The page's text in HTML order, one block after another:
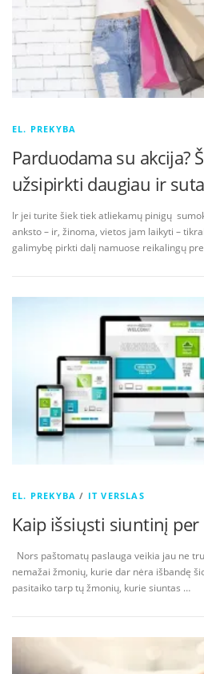
EL. PREKYBA
Parduodama su akcija?
užsipirkti daugiau ir
Ir jei turite šiek tiek atliekamų pinigų
anksto – ir, žinoma, vietos jam laikyti –
galimybę pirkti dalį namuose reikalingų
EL. PREKYBA / IT VERSLAS
Kaip išsiųsti siuntinį per
Nors paštomatų paslauga veikia jau ne
nemažai žmonių, kurie dar nėra išbandę
pasitaiko tarp tų žmonių, kurie siuntas …